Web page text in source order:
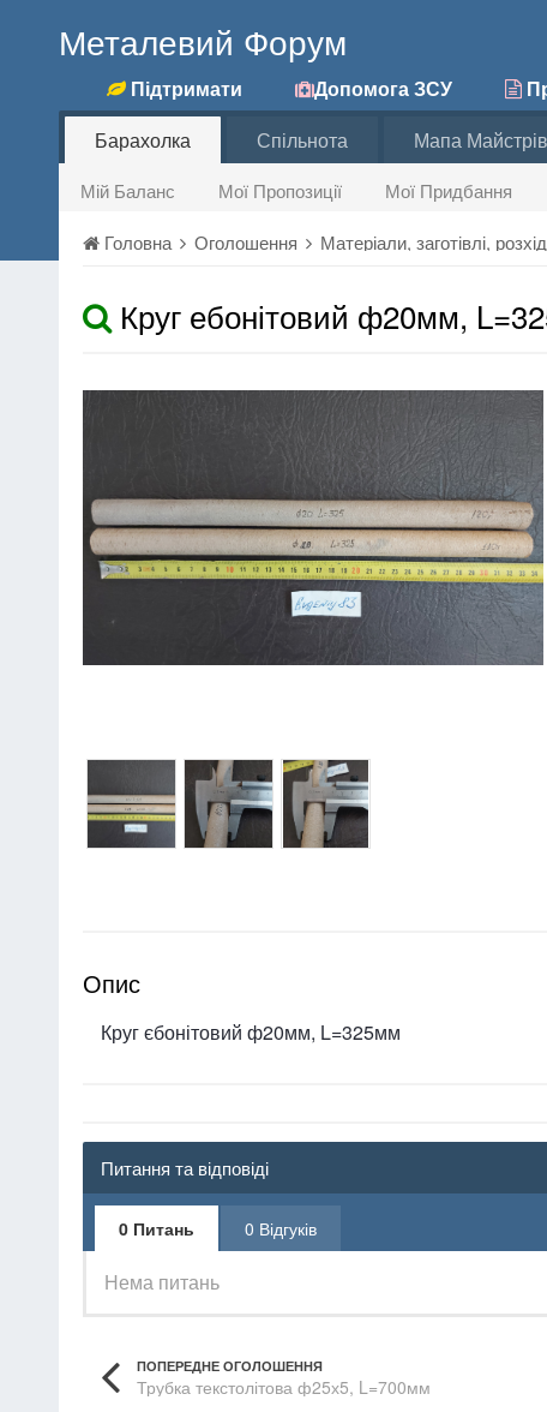
Металевий Форум
Підтримати Допомога ЗСУ
Барахолка
Мій Баланс Мої Пропозиції Мої Придбання
Спільнота Мапа Майстрів
Головна Оголошення Матеріали, заготівлі,
Круг ебонітовий ф20мм,
Опис
Круг єбонітовий ф20мм, L=325мм
Питання та відповіді
0 Питань 0 Відгуків
Нема питань
ПОПЕРЕДНЕ ОГОЛОШЕННЯ
Трубка текстолітова ф25х5, L=700мм